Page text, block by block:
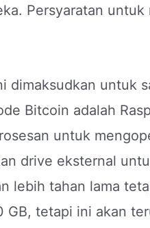
Persyaratan untuk
dimaksudkan untuk
Bitcoin adalah
untuk
drive eksternal
lebih tahan lama
tetapi ini akan